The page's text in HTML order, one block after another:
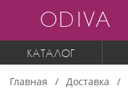
ODIVA
КАТАЛОГ
Главная Доставка